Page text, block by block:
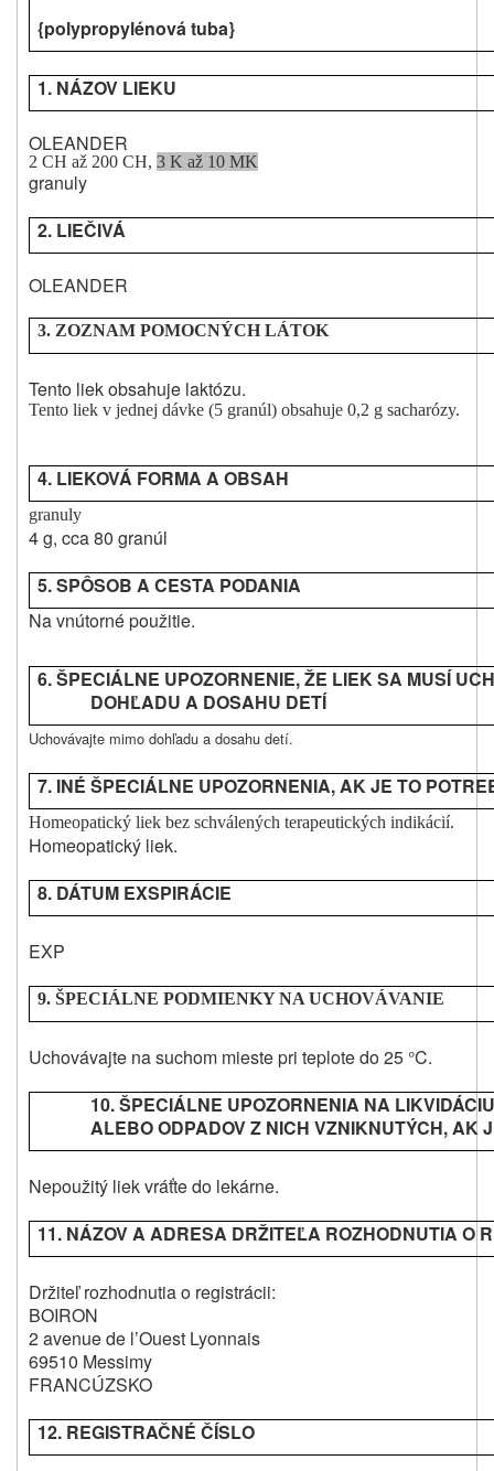
{polypropylénová tuba}
1. NÁZOV LIEKU
OLEANDER
2 CH až 200 CH, 3 K až 10 MK
granuly
2. LIEČIVÁ
OLEANDER
3. ZOZNAM POMOCNÝCH LÁTOK
Tento liek obsahuje laktózu.
Tento liek v jednej dávke (5 granúl) obsahuje 0,2 g sacharózy.
4. LIEKOVÁ FORMA A OBSAH
granuly
4 g, cca 80 granúl
5. SPÔSOB A CESTA PODANIA
Na vnútorné použitie.
6. ŠPECIÁLNE UPOZORNENIE, ŽE LIEK SA MUSÍ
DOHĽADU A DOSAHU DETÍ
Uchovávajte mimo dohľadu a dosahu detí.
7. INÉ ŠPECIÁLNE UPOZORNENIA, AK JE TO
Homeopatický liek bez schválených terapeutických indikácií.
Homeopatický liek.
8. DÁTUM EXSPIRÁCIE
EXP
9. ŠPECIÁLNE PODMIENKY NA UCHOVÁVANIE
Uchovávajte na suchom mieste pri teplote do 25 °C.
10. ŠPECIÁLNE UPOZORNENIA NA
ALEBO ODPADOV Z NICH VZNIKNUTÝCH, AK
Nepoužitý liek vráťte do lekárne.
11. NÁZOV A ADRESA DRŽITEĽA ROZHODNUTIA O
Držiteľ rozhodnutia o registrácii:
BOIRON
2 avenue de l’Ouest Lyonnais
69510 Messimy
FRANCÚZSKO
12. REGISTRAČNÉ ČÍSLO